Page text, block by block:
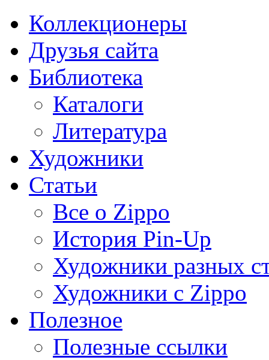
Коллекционеры
Друзья сайта
Библиотека
Каталоги
Литература
Художники
Статьи
Все о Zippo
История Pin-Up
Художники разных
Художники с Zippo
Полезное
Полезные ссылки